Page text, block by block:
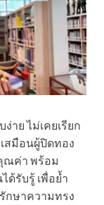
าย ไม่เคยเรียก
สมือนผู้ปิดทอง
ณค่า พร้อม
รับรู้ เพื่อย้ำ
กษาความทรง